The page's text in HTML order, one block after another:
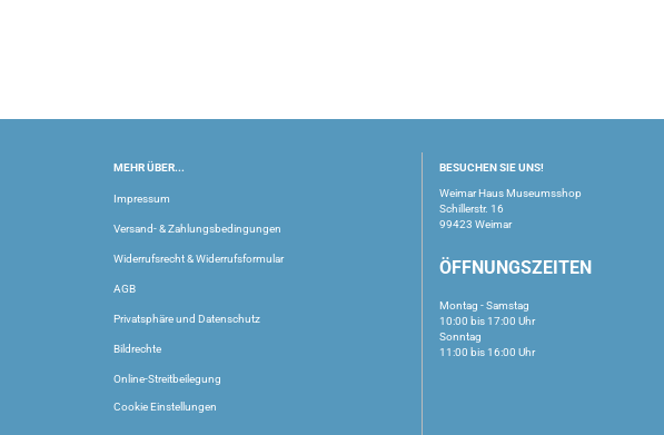
MEHR ÜBER...
Impressum
Versand- & Zahlungsbedingungen
Widerrufsrecht & Widerrufsformular
AGB
Privatsphäre und Datenschutz
Bildrechte
Online-Streitbeilegung
Cookie Einstellungen
BESUCHEN SIE UNS!
Weimar Haus Museumsshop
Schillerstr. 16
99423 Weimar
ÖFFNUNGSZEITEN
Montag - Samstag
10:00 bis 17:00 Uhr
Sonntag
11:00 bis 16:00 Uhr